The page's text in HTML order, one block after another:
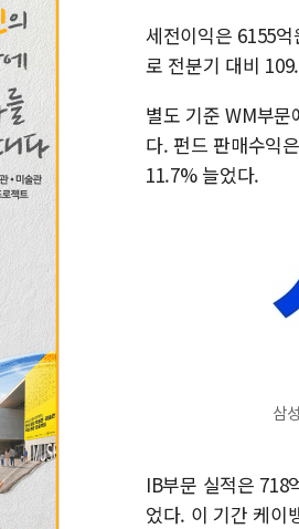
세전이익은 6155
로 전분기 대비
별도 기준 WM부
다. 펀드 판매수익
11.7% 늘었다.
삼
IB부문 실적은 718
었다. 이 기간 케이